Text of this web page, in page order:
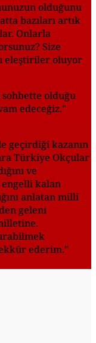
olduğunu
bazıları artık
Onlarla
Size
eleştiriler oluyor
olduğu
edeceğiz."
geçirdiği kazanın
Türkiye Okçular
ve
engelli kalan
anlatan milli
geleni
ederim."